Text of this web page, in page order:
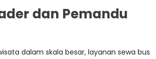
dan Pemandu
dalam skala besar, layanan sewa bus